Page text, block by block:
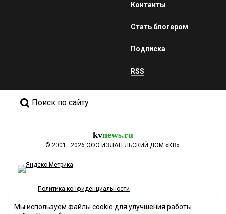
Контакты
Стать блогером
Подписка
RSS
Поиск по сайту
kvnews.ru
© 2001—2026 ООО ИЗДАТЕЛЬСКИЙ ДОМ «КВ».
Политика конфиденциальности
Мы используем файлы cookie для улучшения работы